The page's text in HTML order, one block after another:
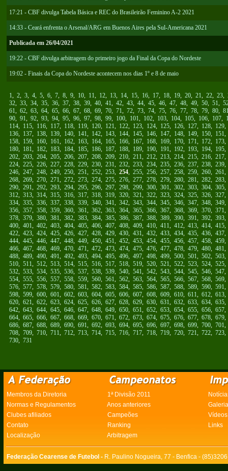
17:21 - CBF divulga Tabela Básica e REC do Brasileirão Feminino A-2 2021
14:33 - Ceará enfrenta o Arsenal/ARG em Buenos Aires pela Sul-Americana 2021
Publicada em 26/04/2021
19:22 - CBF divulga arbitragem do primeiro jogo da Final da Copa do Nordeste
19:02 - Finais da Copa do Nordeste acontecem nos dias 1º e 8 de maio
1, 2, 3, 4, 5, 6, 7, 8, 9, 10, 11, 12, 13, 14, 15, 16, 17, 18, 19, 20, 21, 22, 23,
32, 33, 34, 35, 36, 37, 38, 39, 40, 41, 42, 43, 44, 45, 46, 47, 48, 49, 50, 51,
61, 62, 63, 64, 65, 66, 67, 68, 69, 70, 71, 72, 73, 74, 75, 76, 77, 78, 79, 80,
90, 91, 92, 93, 94, 95, 96, 97, 98, 99, 100, 101, 102, 103, 104, 105, 106, 107,
114, 115, 116, 117, 118, 119, 120, 121, 122, 123, 124, 125, 126, 127, 128, 129
136, 137, 138, 139, 140, 141, 142, 143, 144, 145, 146, 147, 148, 149, 150, 151
158, 159, 160, 161, 162, 163, 164, 165, 166, 167, 168, 169, 170, 171, 172, 173
180, 181, 182, 183, 184, 185, 186, 187, 188, 189, 190, 191, 192, 193, 194, 195
202, 203, 204, 205, 206, 207, 208, 209, 210, 211, 212, 213, 214, 215, 216, 217
224, 225, 226, 227, 228, 229, 230, 231, 232, 233, 234, 235, 236, 237, 238, 239
246, 247, 248, 249, 250, 251, 252, 253, 254, 255, 256, 257, 258, 259, 260, 261
268, 269, 270, 271, 272, 273, 274, 275, 276, 277, 278, 279, 280, 281, 282, 283
290, 291, 292, 293, 294, 295, 296, 297, 298, 299, 300, 301, 302, 303, 304, 305
312, 313, 314, 315, 316, 317, 318, 319, 320, 321, 322, 323, 324, 325, 326, 327
334, 335, 336, 337, 338, 339, 340, 341, 342, 343, 344, 345, 346, 347, 348, 349
356, 357, 358, 359, 360, 361, 362, 363, 364, 365, 366, 367, 368, 369, 370, 371
378, 379, 380, 381, 382, 383, 384, 385, 386, 387, 388, 389, 390, 391, 392, 393
400, 401, 402, 403, 404, 405, 406, 407, 408, 409, 410, 411, 412, 413, 414, 415
422, 423, 424, 425, 426, 427, 428, 429, 430, 431, 432, 433, 434, 435, 436, 437
444, 445, 446, 447, 448, 449, 450, 451, 452, 453, 454, 455, 456, 457, 458, 459
466, 467, 468, 469, 470, 471, 472, 473, 474, 475, 476, 477, 478, 479, 480, 481
488, 489, 490, 491, 492, 493, 494, 495, 496, 497, 498, 499, 500, 501, 502, 503
510, 511, 512, 513, 514, 515, 516, 517, 518, 519, 520, 521, 522, 523, 524, 525
532, 533, 534, 535, 536, 537, 538, 539, 540, 541, 542, 543, 544, 545, 546, 547
554, 555, 556, 557, 558, 559, 560, 561, 562, 563, 564, 565, 566, 567, 568, 569
576, 577, 578, 579, 580, 581, 582, 583, 584, 585, 586, 587, 588, 589, 590, 591
598, 599, 600, 601, 602, 603, 604, 605, 606, 607, 608, 609, 610, 611, 612, 613
620, 621, 622, 623, 624, 625, 626, 627, 628, 629, 630, 631, 632, 633, 634, 635
642, 643, 644, 645, 646, 647, 648, 649, 650, 651, 652, 653, 654, 655, 656, 657
664, 665, 666, 667, 668, 669, 670, 671, 672, 673, 674, 675, 676, 677, 678, 679
686, 687, 688, 689, 690, 691, 692, 693, 694, 695, 696, 697, 698, 699, 700, 701
708, 709, 710, 711, 712, 713, 714, 715, 716, 717, 718, 719, 720, 721, 722, 723
730, 731
Membros da Diretoria 1ª Divisão 2011
Normas e Regulamentos
Anos anteriores
Clubes afiliados
Campeões
Vídeos
Contato
Ranking
Links
Localização
Arbitragem
Federação Cearense de Futebol - R. Paulino Nogueira, 77 - Benfica -